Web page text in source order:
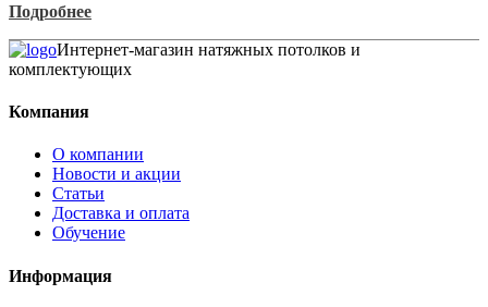
Подробнее
Интернет-магазин натяжных потолков и
комплектующих
Компания
О компании
Новости и акции
Статьи
Доставка и оплата
Обучение
Информация